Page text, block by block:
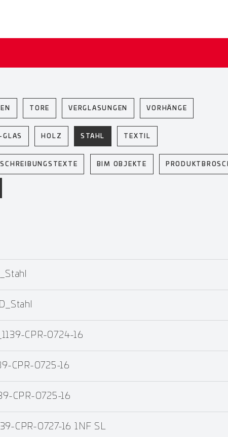
TORE VERGLASUNGEN VORHÄNGE
GLAS HOLZ STAHL TEXTIL
BIM OBJEKTE
CPR-0724-16
CPR-0725-16
CPR-0725-16
CPR-0727-16 1NF SL